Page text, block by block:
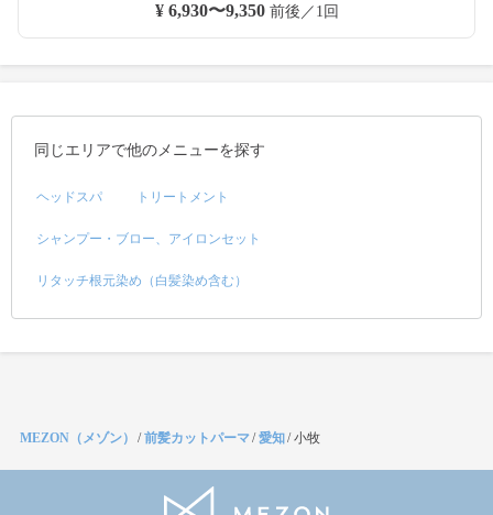
¥ 6,930〜9,350前後／1回
同じエリアで他のメニューを探す
ヘッドスパ トリートメント
シャンプー・ブロー、アイロンセット
リタッチ根元染め（白髪染め含む）
MEZON（メゾン） /前髪カットパーマ/愛知/小牧